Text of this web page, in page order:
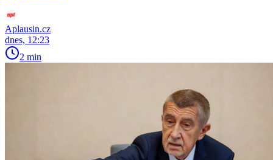
Aplausin.cz
dnes, 12:23
2 min